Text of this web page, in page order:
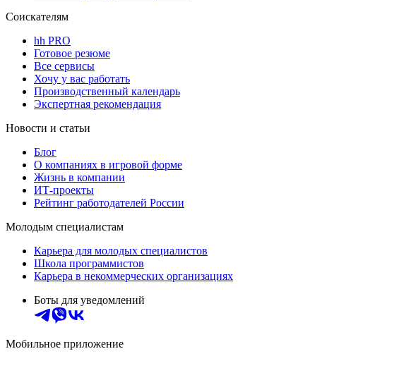
Соискателям
hh PRO
Готовое резюме
Все сервисы
Хочу у вас работать
Производственный календарь
Экспертная рекомендация
Новости и статьи
Блог
О компаниях в игровой форме
Жизнь в компании
ИТ-проекты
Рейтинг работодателей России
Молодым специалистам
Карьера для молодых специалистов
Школа программистов
Карьера в некоммерческих организациях
Боты для уведомлений
Мобильное приложение